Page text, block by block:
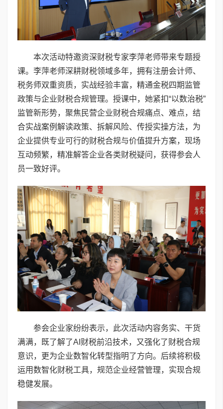
本次活动特邀资深财税专家李萍老师带来专题授
课。李萍老师深耕财税领域多年，拥有注册会计师、
税务师双重资质，实战经验丰富，精通金税四期监管
政策与企业财税合规管理。授课中，她紧扣“以数治税”
监管新形势，聚焦民营企业财税合规痛点、难点，结
合实战案例解读政策、拆解风险、传授实操方法，为
企业提供专业可行的财税合规与价值提升方案，现场
互动频繁，精准解答企业各类财税疑问，获得参会人
员一致好评。
参会企业家纷纷表示，此次活动内容务实、干货
满满，既了解了AI财税前沿技术，又强化了财税合规
意识，更为企业数智化转型指明了方向。后续将积极
运用数智化财税工具，规范企业经营管理，实现合规
稳健发展。